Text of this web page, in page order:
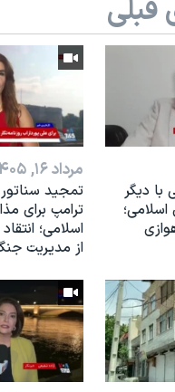
جایزه نوبل صلح
آمریکا «سی‌پک»
به چین
قبلی
دیگر
مرداد ۱۶, ۱۴۰۵
تمجید
ترامپ برای
اسلامی؛
از مدیریت